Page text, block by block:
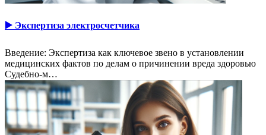
▶️ Экспертиза электросчетчика
Введение: Экспертиза как ключевое звено в установлении
медицинских фактов по делам о причинении вреда здоровью
Судебно-м…